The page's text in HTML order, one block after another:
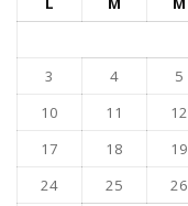
3
4 5
10
11 12
17
18 19
24
25 26